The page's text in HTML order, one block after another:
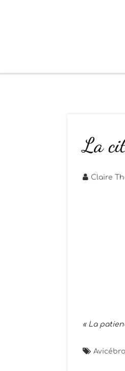
La
Claire
« La
Avicébro